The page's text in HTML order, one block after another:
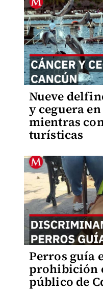
Nueve
y ceguera
mientras
turísticas
Perros guía
prohibición
público de